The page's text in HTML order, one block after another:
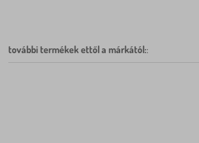
további termékek ettől a márkától::